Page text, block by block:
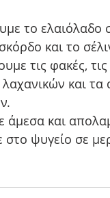
το
και το
τις φακές,
και
άμεσα και
ψυγείο σε